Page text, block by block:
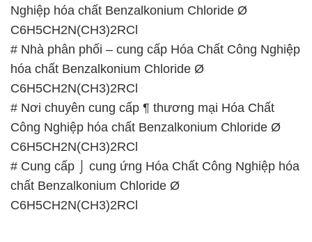
Nghiệp hóa chất Benzalkonium Chloride Ø
C6H5CH2N(CH3)2RCl
# Nhà phân phối – cung cấp Hóa Chất Công Nghiệp
hóa chất Benzalkonium Chloride Ø
C6H5CH2N(CH3)2RCl
# Nơi chuyên cung cấp ¶ thương mại Hóa Chất
Công Nghiệp hóa chất Benzalkonium Chloride Ø
C6H5CH2N(CH3)2RCl
# Cung cấp ⌡ cung ứng Hóa Chất Công Nghiệp hóa
chất Benzalkonium Chloride Ø
C6H5CH2N(CH3)2RCl